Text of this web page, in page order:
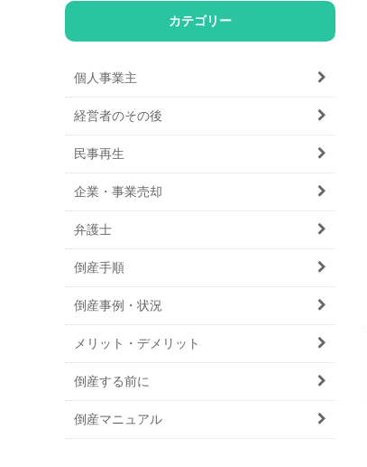
カテゴリー
個人事業主
経営者のその後
民事再生
企業・事業売却
弁護士
倒産手順
倒産事例・状況
メリット・デメリット
倒産する前に
倒産マニュアル